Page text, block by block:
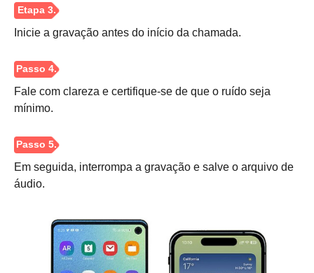
Inicie a gravação antes do início da chamada.
Fale com clareza e certifique-se de que o ruído seja
mínimo.
Em seguida, interrompa a gravação e salve o arquivo de
áudio.